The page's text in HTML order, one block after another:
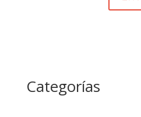
Categorías